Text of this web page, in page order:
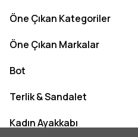
Öne Çıkan Kategoriler
Öne Çıkan Markalar
Bot
Terlik & Sandalet
Kadın Ayakkabı